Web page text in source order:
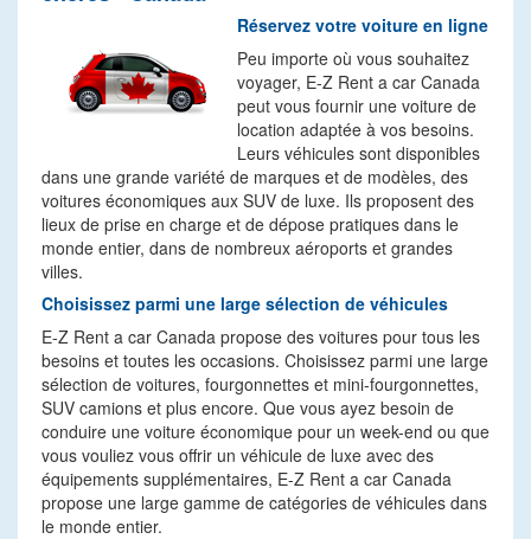
Réservez votre voiture en ligne
Peu importe où vous souhaitez
voyager, E-Z Rent a car Canada
peut vous fournir une voiture de
location adaptée à vos besoins.
Leurs véhicules sont disponibles
dans une grande variété de marques et de modèles, des
voitures économiques aux SUV de luxe. Ils proposent des
lieux de prise en charge et de dépose pratiques dans le
monde entier, dans de nombreux aéroports et grandes
villes.
Choisissez parmi une large sélection de véhicules
E-Z Rent a car Canada propose des voitures pour tous les
besoins et toutes les occasions. Choisissez parmi une large
sélection de voitures, fourgonnettes et mini-fourgonnettes,
SUV camions et plus encore. Que vous ayez besoin de
conduire une voiture économique pour un week-end ou que
vous vouliez vous offrir un véhicule de luxe avec des
équipements supplémentaires, E-Z Rent a car Canada
propose une large gamme de catégories de véhicules dans
le monde entier.